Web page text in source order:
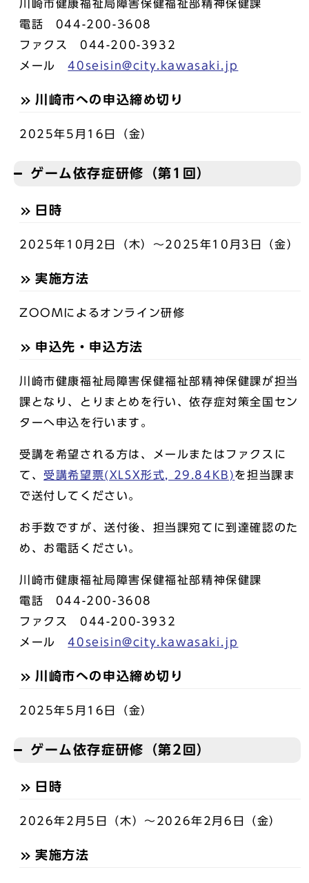
川崎市健康福祉局障害保健福祉部精神保健課
電話 044-200-3608
ファクス 044-200-3932
メール40seisin@city.kawasaki.jp
川崎市への申込締め切り
2025年5月16日（金）
ゲーム依存症研修（第1回）
日時
2025年10月2日（木）～2025年10月3日（金）
実施方法
ZOOMによるオンライン研修
申込先・申込方法
川崎市健康福祉局障害保健福祉部精神保健課が担当
課となり、とりまとめを行い、依存症対策全国セン
ターへ申込を行います。
受講を希望される方は、メールまたはファクスに
て、 受講希望票(XLSX形式, 29.84KB)を担当課ま
で送付してください。
お手数ですが、送付後、担当課宛てに到達確認のた
め、お電話ください。
川崎市健康福祉局障害保健福祉部精神保健課
電話 044-200-3608
ファクス 044-200-3932
メール40seisin@city.kawasaki.jp
川崎市への申込締め切り
2025年5月16日（金）
ゲーム依存症研修（第2回）
日時
2026年2月5日（木）～2026年2月6日（金）
実施方法